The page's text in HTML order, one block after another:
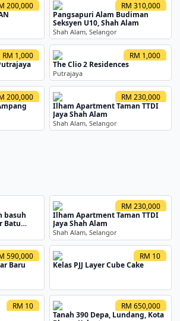
200,000
RM 310,000
Pangsapuri Alam Budiman
Seksyen U10, Shah Alam
Shah Alam, Selangor
RM 1,000
RM 1,000
The Clio 2 Residences
Putrajaya
200,000
RM 230,000
Ilham Apartment Taman TTDI
Jaya Shah Alam
Shah Alam, Selangor
basuh
Batu
RM 230,000
Ilham Apartment Taman TTDI
Jaya Shah Alam
Shah Alam, Selangor
590,000
Baru
RM 10
Kelas PJJ Layer Cube Cake
RM 10
RM 650,000
Tanah 390 Depa, Lundang, Kota